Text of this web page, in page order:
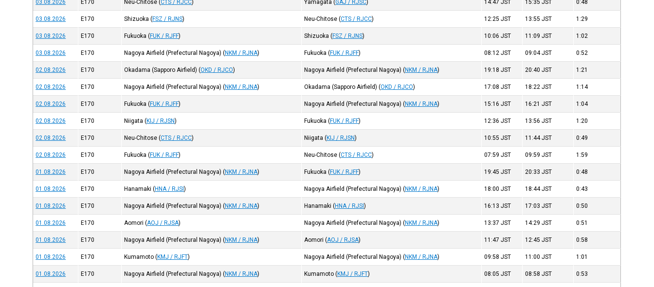
03.08.2026 E170 Neu-Chitose (CTS / RJCC) Yamagata (GAJ / RJSC) 14:47JST 15:35JST 0:48
03.08.2026 E170 Shizuoka (FSZ / RJNS) Neu-Chitose (CTS / RJCC) 12:25JST 13:55JST 1:29
03.08.2026 E170 Fukuoka (FUK / RJFF) Shizuoka (FSZ / RJNS) 10:06JST 11:09JST 1:02
03.08.2026 E170 Nagoya Airfield (Prefectural Nagoya) (NKM / RJNA) Fukuoka (FUK / RJFF) 08:12JST 09:04JST 0:52
02.08.2026 E170 Okadama (Sapporo Airfield) (OKD / RJCO) Nagoya Airfield (Prefectural Nagoya) (NKM / RJNA) 19:18JST 20:40JST 1:21
02.08.2026 E170 Nagoya Airfield (Prefectural Nagoya) (NKM / RJNA) Okadama (Sapporo Airfield) (OKD / RJCO) 17:08JST 18:22JST 1:14
02.08.2026 E170 Fukuoka (FUK / RJFF) Nagoya Airfield (Prefectural Nagoya) (NKM / RJNA) 15:16JST 16:21JST 1:04
02.08.2026 E170 Niigata (KIJ / RJSN) Fukuoka (FUK / RJFF) 12:36JST 13:56JST 1:20
02.08.2026 E170 Neu-Chitose (CTS / RJCC) Niigata (KIJ / RJSN) 10:55JST 11:44JST 0:49
02.08.2026 E170 Fukuoka (FUK / RJFF) Neu-Chitose (CTS / RJCC) 07:59JST 09:59JST 1:59
01.08.2026 E170 Nagoya Airfield (Prefectural Nagoya) (NKM / RJNA) Fukuoka (FUK / RJFF) 19:45JST 20:33JST 0:48
01.08.2026 E170 Hanamaki (HNA / RJSI) Nagoya Airfield (Prefectural Nagoya) (NKM / RJNA) 18:00JST 18:44JST 0:43
01.08.2026 E170 Nagoya Airfield (Prefectural Nagoya) (NKM / RJNA) Hanamaki (HNA / RJSI) 16:13JST 17:03JST 0:50
01.08.2026 E170 Aomori (AOJ / RJSA) Nagoya Airfield (Prefectural Nagoya) (NKM / RJNA) 13:37JST 14:29JST 0:51
01.08.2026 E170 Nagoya Airfield (Prefectural Nagoya) (NKM / RJNA) Aomori (AOJ / RJSA) 11:47JST 12:45JST 0:58
01.08.2026 E170 Kumamoto (KMJ / RJFT) Nagoya Airfield (Prefectural Nagoya) (NKM / RJNA) 09:58JST 11:00JST 1:01
01.08.2026 E170 Nagoya Airfield (Prefectural Nagoya) (NKM / RJNA) Kumamoto (KMJ / RJFT) 08:05JST 08:58JST 0:53